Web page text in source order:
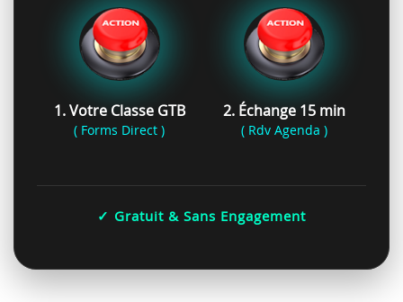
1. Votre Classe GTB
( Forms Direct )
2. Échange 15 min
( Rdv Agenda )
✓ Gratuit & Sans Engagement